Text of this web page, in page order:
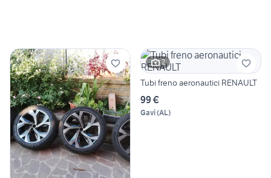
2
Tubi freno aeronautici RENAULT
99 €
Gavi(AL)